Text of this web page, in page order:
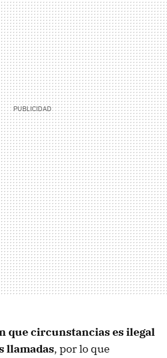
que circunstancias es ilegal
llamadas, por lo que